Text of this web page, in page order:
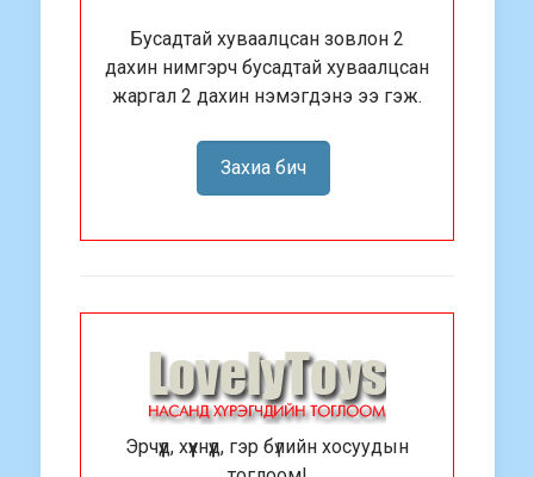
Бусадтай хуваалцсан зовлон 2
дахин нимгэрч бусадтай хуваалцсан
жаргал 2 дахин нэмэгдэнэ ээ гэж.
Захиа бич
Эрчүүд, хүүхнүүд, гэр бүлийн хосуудын